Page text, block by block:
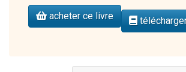
acheter ce livre